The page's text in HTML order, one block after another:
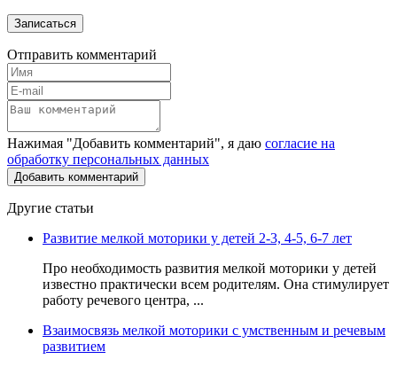
Отправить комментарий
Нажимая "Добавить комментарий", я даю согласие на
обработку персональных данных
Другие статьи
Развитие мелкой моторики у детей 2-3, 4-5, 6-7 лет
Про необходимость развития мелкой моторики у детей
известно практически всем родителям. Она стимулирует
работу речевого центра, ...
Взаимосвязь мелкой моторики с умственным и речевым
развитием